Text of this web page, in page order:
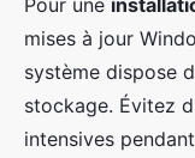
mises à jour
système dispose
stockage. Évitez
intensives